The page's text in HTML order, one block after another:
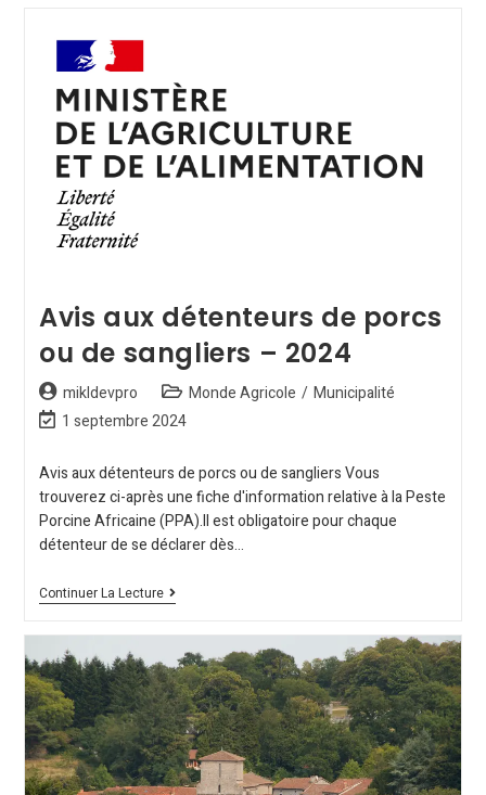
Avis aux détenteurs de porcs
ou de sangliers – 2024
mikldevpro Monde Agricole / Municipalité
1 septembre 2024
Avis aux détenteurs de porcs ou de sangliers Vous
trouverez ci-après une fiche d'information relative à la Peste
Porcine Africaine (PPA).Il est obligatoire pour chaque
détenteur de se déclarer dès…
Continuer La Lecture